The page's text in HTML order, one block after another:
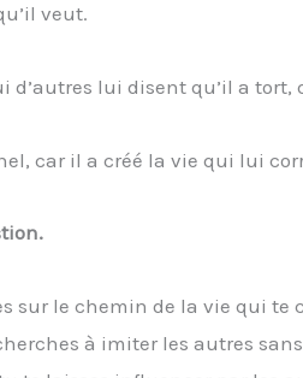
veut.
d’autres lui disent qu’il a tort,
car il a créé la vie qui lui
sur le chemin de la vie qui te
à imiter les autres